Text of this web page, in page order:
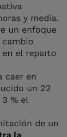
y media.
un enfoque
el reparto
caer en
un 22
% el
de un
la